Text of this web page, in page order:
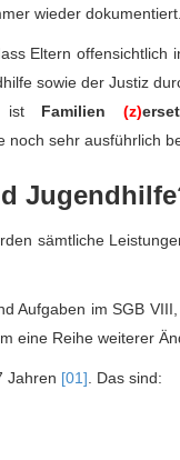
wieder dokumentiert.
Eltern
sowie der Justiz
ist Familien (z)
noch sehr ausführlich
sämtliche
Aufgaben im SGB
eine Reihe weiterer
Jahren [01] . Das sind: